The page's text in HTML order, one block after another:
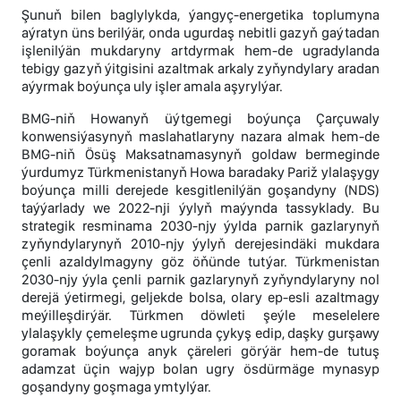
Şunuň bilen baglylykda, ýangyç-energetika toplumyna
aýratyn üns berilýär, onda ugurdaş nebitli gazyň gaýtadan
işlenilýän mukdaryny artdyrmak hem-de ugradylanda
tebigy gazyň ýitgisini azaltmak arkaly zyňyndylary aradan
aýyrmak boýunça uly işler amala aşyrylýar.
BMG-niň Howanyň üýtgemegi boýunça Çarçuwaly
konwensiýasynyň maslahatlaryny nazara almak hem-de
BMG-niň Ösüş Maksatnamasynyň goldaw bermeginde
ýurdumyz Türkmenistanyň Howa baradaky Pariž ylalaşygy
boýunça milli derejede kesgitlenilýän goşandyny (NDS)
taýýarlady we 2022-nji ýylyň maýynda tassyklady. Bu
strategik resminama 2030-njy ýylda parnik gazlarynyň
zyňyndylarynyň 2010-njy ýylyň derejesindäki mukdara
çenli azaldylmagyny göz öňünde tutýar. Türkmenistan
2030-njy ýyla çenli parnik gazlarynyň zyňyndylaryny nol
derejä ýetirmegi, geljekde bolsa, olary ep-esli azaltmagy
meýilleşdirýär. Türkmen döwleti şeýle meselelere
ylalaşykly çemeleşme ugrunda çykyş edip, daşky gurşawy
goramak boýunça anyk çäreleri görýär hem-de tutuş
adamzat üçin wajyp bolan ugry ösdürmäge mynasyp
goşandyny goşmaga ymtylýar.